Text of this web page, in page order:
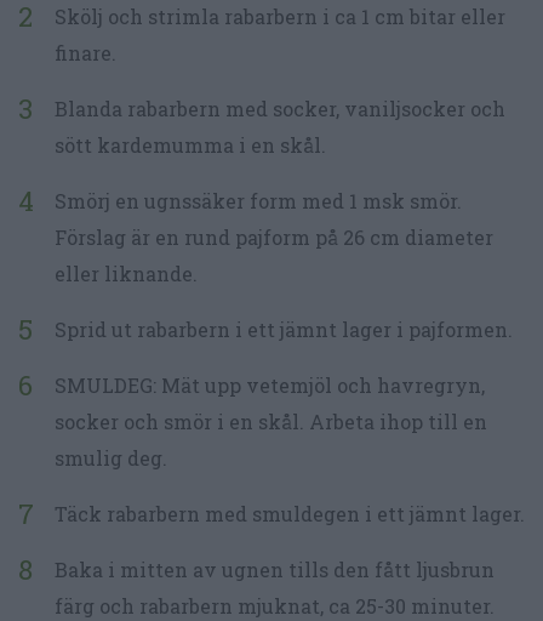
Skölj och strimla rabarbern i ca 1 cm bitar eller
finare.
Blanda rabarbern med socker, vaniljsocker och
sött kardemumma i en skål.
Smörj en ugnssäker form med 1 msk smör.
Förslag är en rund pajform på 26 cm diameter
eller liknande.
Sprid ut rabarbern i ett jämnt lager i pajformen.
SMULDEG: Mät upp vetemjöl och havregryn,
socker och smör i en skål. Arbeta ihop till en
smulig deg.
Täck rabarbern med smuldegen i ett jämnt lager.
Baka i mitten av ugnen tills den fått ljusbrun
färg och rabarbern mjuknat, ca 25-30 minuter.